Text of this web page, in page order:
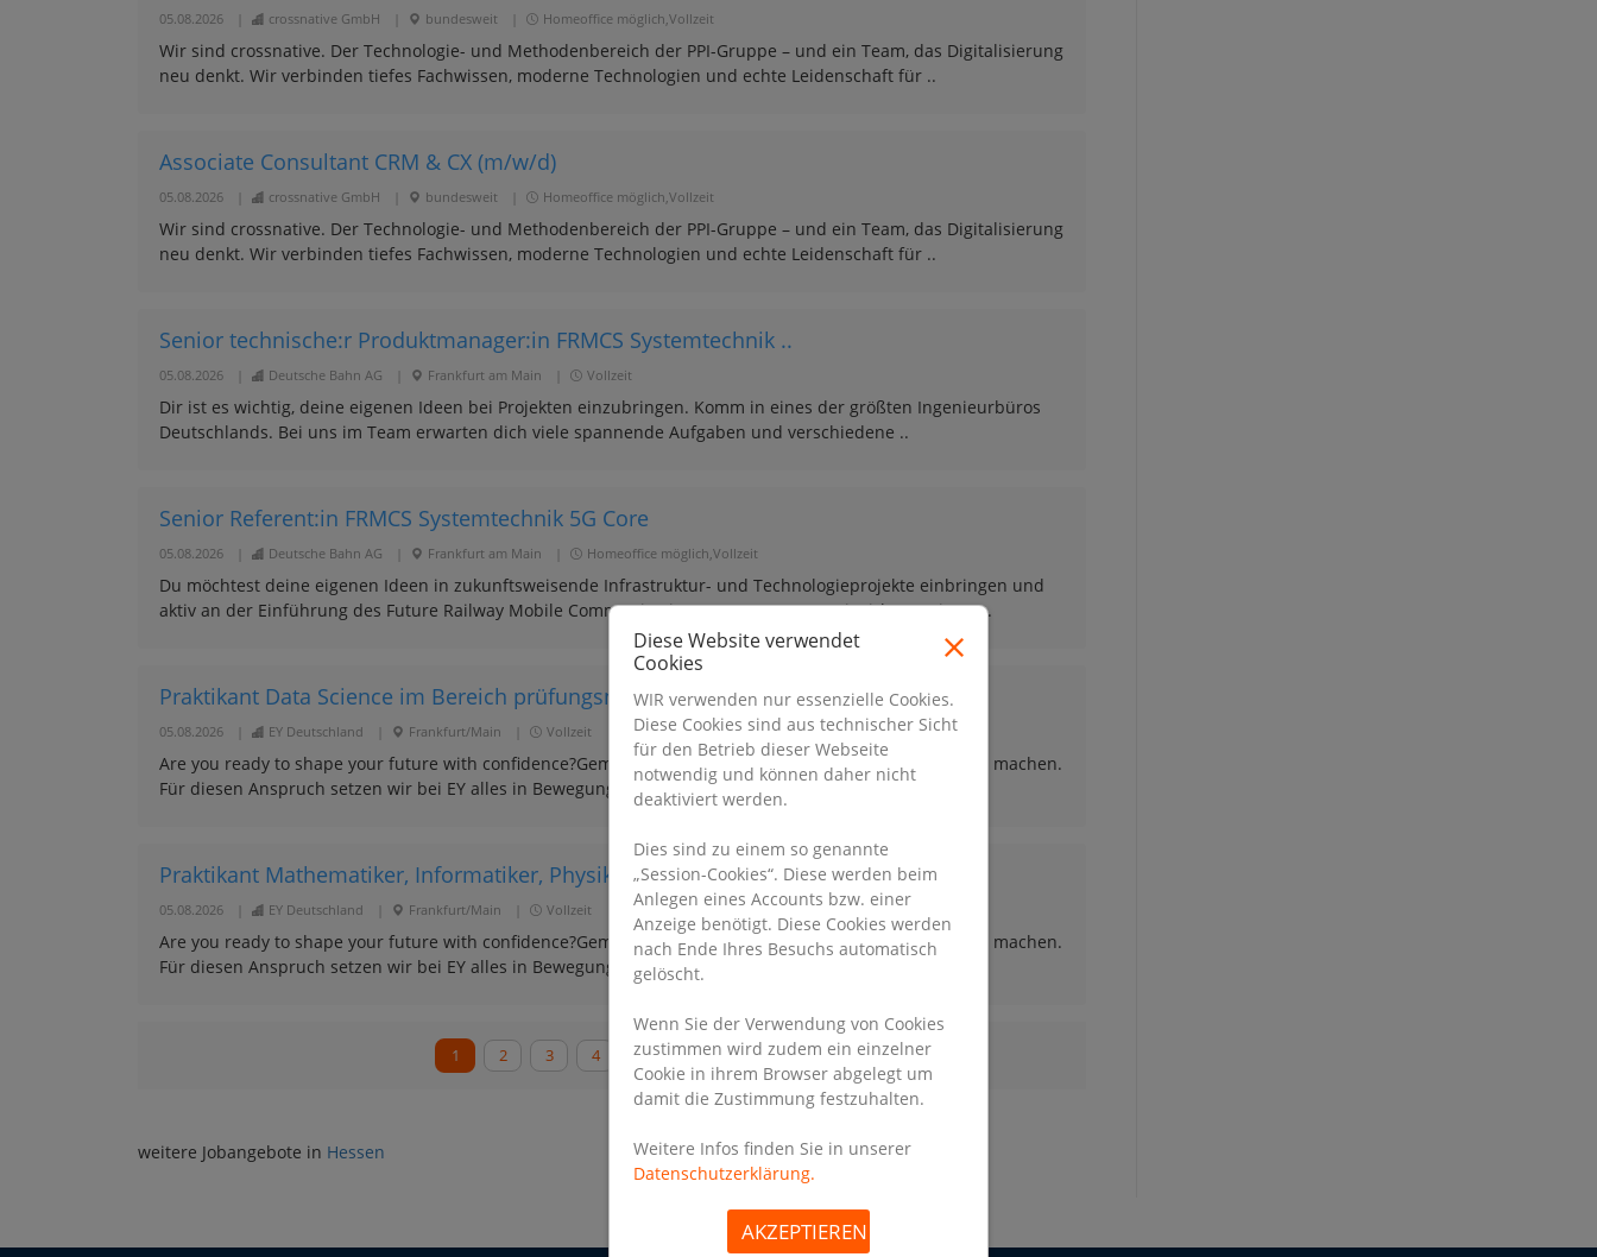
05.08.2026 crossnative GmbH bundesweit Homeoffice möglich,Vollzeit
Wir sind crossnative. Der Technologie- und Methodenbereich der PPI-Gruppe – und ein Team, das Digitalisierung
neu denkt. Wir verbinden tiefes Fachwissen, moderne Technologien und echte Leidenschaft für ..
Associate Consultant CRM & CX (m/w/d)
05.08.2026 crossnative GmbH bundesweit Homeoffice möglich,Vollzeit
Wir sind crossnative. Der Technologie- und Methodenbereich der PPI-Gruppe – und ein Team, das Digitalisierung
neu denkt. Wir verbinden tiefes Fachwissen, moderne Technologien und echte Leidenschaft für ..
Senior technische:r Produktmanager:in FRMCS Systemtechnik ..
05.08.2026 Deutsche Bahn AG Frankfurt am Main Vollzeit
Dir ist es wichtig, deine eigenen Ideen bei Projekten einzubringen. Komm in eines der größten Ingenieurbüros
Deutschlands. Bei uns im Team erwarten dich viele spannende Aufgaben und verschiedene ..
Senior Referent:in FRMCS Systemtechnik 5G Core
05.08.2026 Deutsche Bahn AG Frankfurt am Main Homeoffice möglich,Vollzeit
Du möchtest deine eigenen Ideen in zukunftsweisende Infrastruktur- und Technologieprojekte einbringen und
aktiv an der Einführung des Future Railway Mobile Communication System (FRMCS) mitwirken. Bei uns ..
Praktikant Data Science im Bereich prüfungsnahe Beratung / ..
05.08.2026 EY Deutschland Frankfurt/Main Vollzeit
Are you ready to shape your future with confidence?Gemeinsam die Welt jeden Tag ein bisschen besser machen.
Für diesen Anspruch setzen wir bei EY alles in Bewegung und gehen als Team „all in". Schließlich ..
Praktikant Mathematiker, Informatiker, Physiker - ..
05.08.2026 EY Deutschland Frankfurt/Main Vollzeit
Are you ready to shape your future with confidence?Gemeinsam die Welt jeden Tag ein bisschen besser machen.
Für diesen Anspruch setzen wir bei EY alles in Bewegung und gehen als Team „all in". Schließlich ..
1 2 3 4 5 ... 7
weitere Jobangebote in Hessen
Diese Website verwendet
Cookies
WIR verwenden nur essenzielle Cookies.
Diese Cookies sind aus technischer Sicht
für den Betrieb dieser Webseite
notwendig und können daher nicht
deaktiviert werden.
Dies sind zu einem so genannte
„Session-Cookies“. Diese werden beim
Anlegen eines Accounts bzw. einer
Anzeige benötigt. Diese Cookies werden
nach Ende Ihres Besuchs automatisch
gelöscht.
Wenn Sie der Verwendung von Cookies
zustimmen wird zudem ein einzelner
Cookie in ihrem Browser abgelegt um
damit die Zustimmung festzuhalten.
Weitere Infos finden Sie in unserer
Datenschutzerklärung.
AKZEPTIEREN